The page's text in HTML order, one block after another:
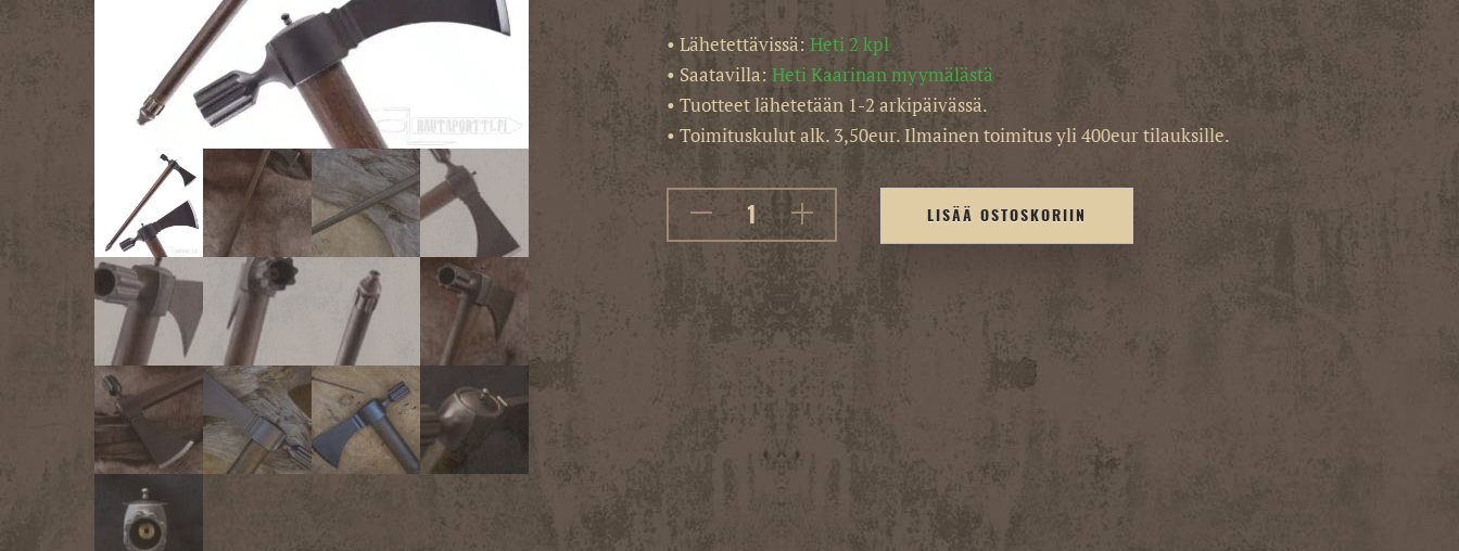
• Lähetettävissä: Heti 2 kpl
• Saatavilla: Heti Kaarinan myymälästä
• Tuotteet lähetetään 1-2 arkipäivässä.
• Toimituskulut alk. 3,50eur. Ilmainen toimitus yli 400eur tilauksille.
LISÄÄ OSTOSKORIIN